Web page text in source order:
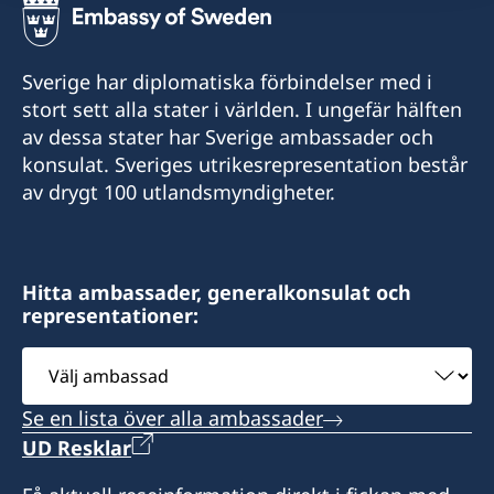
Sverige har diplomatiska förbindelser med i
stort sett alla stater i världen. I ungefär hälften
av dessa stater har Sverige ambassader och
konsulat. Sveriges utrikesrepresentation består
av drygt 100 utlandsmyndigheter.
Hitta ambassader, generalkonsulat och
representationer:
Välj
ambassad
Se en lista över alla ambassader
UD Resklar